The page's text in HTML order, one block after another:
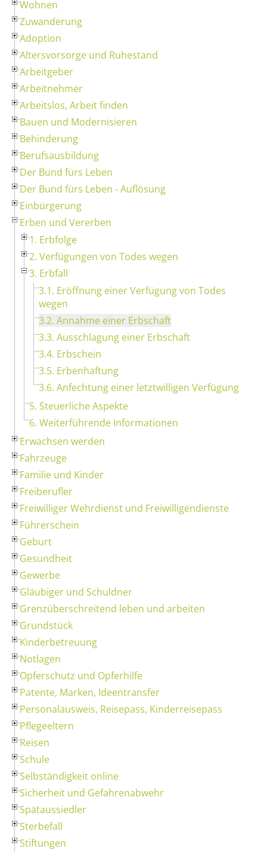
Wohnen
Zuwanderung
Adoption
Altersvorsorge und Ruhestand
Arbeitgeber
Arbeitnehmer
Arbeitslos, Arbeit finden
Bauen und Modernisieren
Behinderung
Berufsausbildung
Der Bund fürs Leben
Der Bund fürs Leben - Auflösung
Einbürgerung
Erben und Vererben
1. Erbfolge
2. Verfügungen von Todes wegen
3. Erbfall
3.1. Eröffnung einer Verfügung von Todes
wegen
3.2. Annahme einer Erbschaft
3.3. Ausschlagung einer Erbschaft
3.4. Erbschein
3.5. Erbenhaftung
3.6. Anfechtung einer letztwilligen Verfügung
5. Steuerliche Aspekte
6. Weiterführende Informationen
Erwachsen werden
Fahrzeuge
Familie und Kinder
Freiberufler
Freiwilliger Wehrdienst und Freiwilligendienste
Führerschein
Geburt
Gesundheit
Gewerbe
Gläubiger und Schuldner
Grenzüberschreitend leben und arbeiten
Grundstück
Kinderbetreuung
Notlagen
Opferschutz und Opferhilfe
Patente, Marken, Ideentransfer
Personalausweis, Reisepass, Kinderreisepass
Pflegeeltern
Reisen
Schule
Selbständigkeit online
Sicherheit und Gefahrenabwehr
Spätaussiedler
Sterbefall
Stiftungen